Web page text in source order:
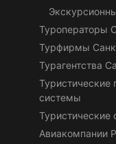
Туроператоры
Турфирмы
Турагентства
Туристические
системы
Туристические
Авиакомпании